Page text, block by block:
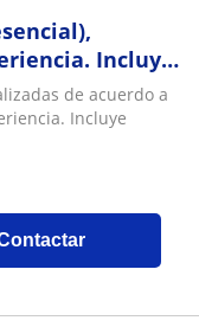
Incluye
niveles)de acuerdo a
Incluye